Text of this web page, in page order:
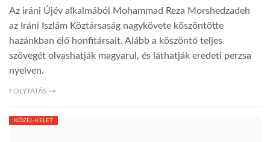
Az iráni Újév alkalmából Mohammad Reza Morshedzadeh
az Iráni Iszlám Köztársaság nagykövete köszöntötte
hazánkban élő honfitársait. Alább a köszöntő teljes
szövegét olvashatják magyarul, és láthatják eredeti perzsa
nyelven.
FOLYTATÁS →
KÖZEL-KELET